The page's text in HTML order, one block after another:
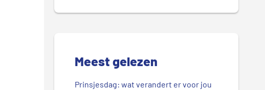
Meest gelezen
Prinsjesdag: wat verandert er voor jou